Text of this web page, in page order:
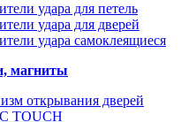
удара для петель
удара для дверей
удара самоклеящиеся
магниты
открывания дверей
TOUCH